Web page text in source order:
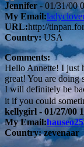
Jennifer - 01/31/00
My Email:
URL:http://
Country:USA
Comments:
Hello Annette! I just
great! You are
I will definitely be
it if you could
kellygirl - 01/27/00
My Email:hauseo25
Country:zevenaar